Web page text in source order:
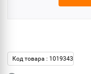
Код товара : 1019343